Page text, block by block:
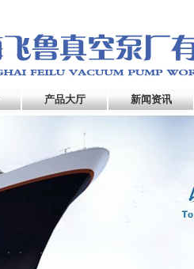
产品大厅 新闻资讯